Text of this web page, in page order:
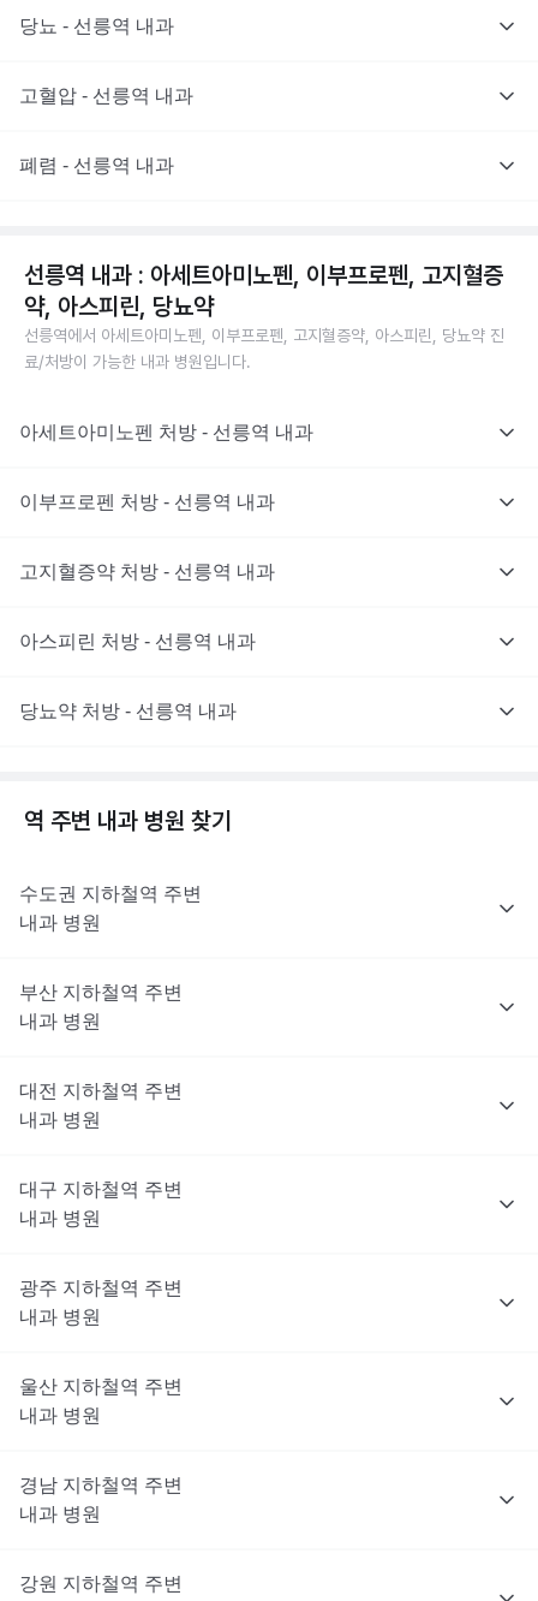
당뇨 - 선릉역 내과
고혈압 - 선릉역 내과
폐렴 - 선릉역 내과
선릉역 내과 : 아세트아미노펜, 이부프로펜, 고지혈증
약, 아스피린, 당뇨약
선릉역에서 아세트아미노펜, 이부프로펜, 고지혈증약, 아스피린, 당뇨약 진
료/처방이 가능한 내과 병원입니다.
아세트아미노펜 처방 - 선릉역 내과
이부프로펜 처방 - 선릉역 내과
고지혈증약 처방 - 선릉역 내과
아스피린 처방 - 선릉역 내과
당뇨약 처방 - 선릉역 내과
역 주변 내과 병원 찾기
수도권 지하철역 주변
내과 병원
부산 지하철역 주변
내과 병원
대전 지하철역 주변
내과 병원
대구 지하철역 주변
내과 병원
광주 지하철역 주변
내과 병원
울산 지하철역 주변
내과 병원
경남 지하철역 주변
내과 병원
강원 지하철역 주변